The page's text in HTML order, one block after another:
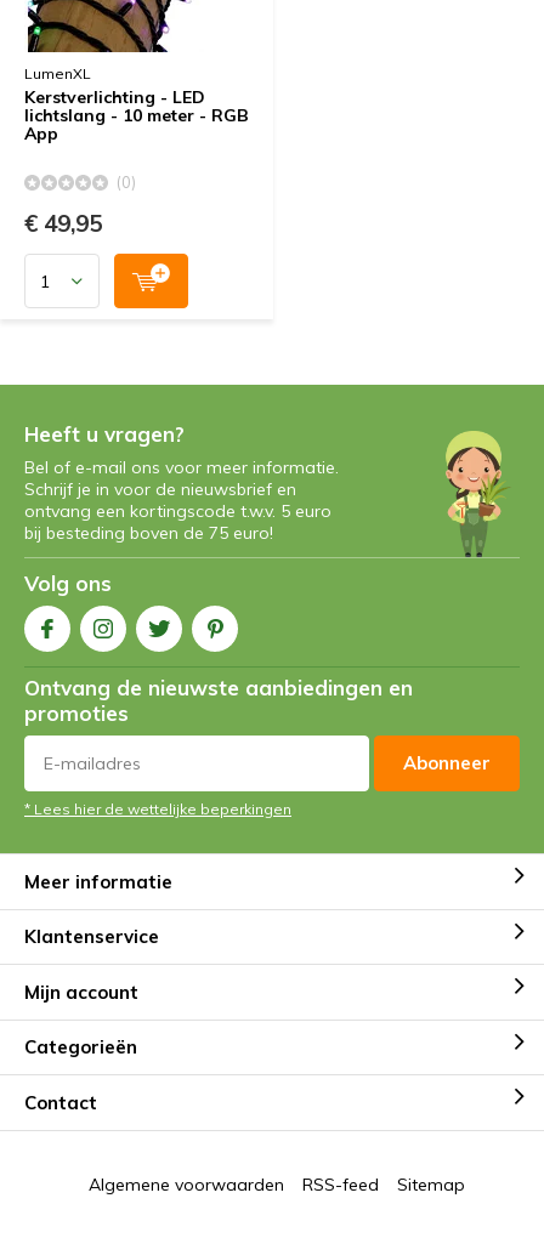
LumenXL
Kerstverlichting - LED
lichtslang - 10 meter - RGB
App
(0)
€ 49,95
Heeft u vragen?
Bel of e-mail ons voor meer informatie.
Schrijf je in voor de nieuwsbrief en
ontvang een kortingscode t.w.v. 5 euro
bij besteding boven de 75 euro!
Volg ons
Ontvang de nieuwste aanbiedingen en
promoties
Abonneer
* Lees hier de wettelijke beperkingen
Meer informatie
Klantenservice
Mijn account
Categorieën
Contact
Algemene voorwaarden RSS-feed Sitemap